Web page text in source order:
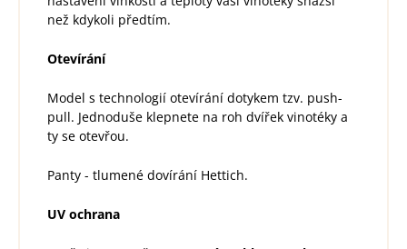
než kdykoli předtím.
Otevírání
Model s technologií otevírání dotykem tzv. push-
pull. Jednoduše klepnete na roh dvířek vinotéky a
ty se otevřou.
Panty - tlumené dovírání Hettich.
UV ochrana